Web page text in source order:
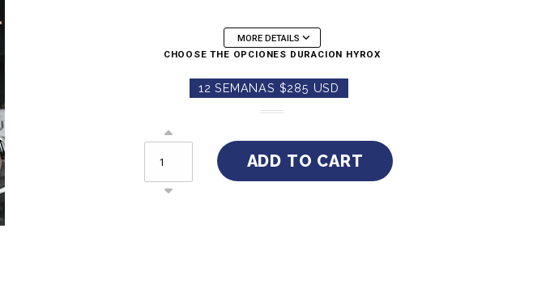
MORE DETAILS
CHOOSE THE OPCIONES DURACION HYROX
12 SEMANAS $285 USD